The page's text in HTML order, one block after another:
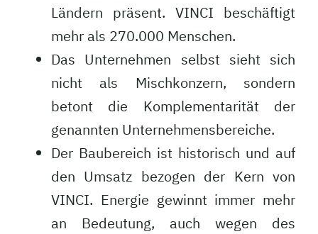
Ländern präsent. VINCI beschäftigt
mehr als 270.000 Menschen.
Das Unternehmen selbst sieht sich
nicht als Mischkonzern, sondern
betont die Komplementarität der
genannten Unternehmensbereiche.
Der Baubereich ist historisch und auf
den Umsatz bezogen der Kern von
VINCI. Energie gewinnt immer mehr
an Bedeutung, auch wegen des